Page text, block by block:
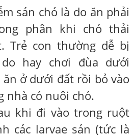
sán chó là do ăn phải
phân khi chó thải
Trẻ con thường dễ bị
hay chơi đùa dưới
ở dưới đất rồi bỏ vào
nhà có nuôi chó.
khi đi vào trong ruột
các larvae sán (tức là